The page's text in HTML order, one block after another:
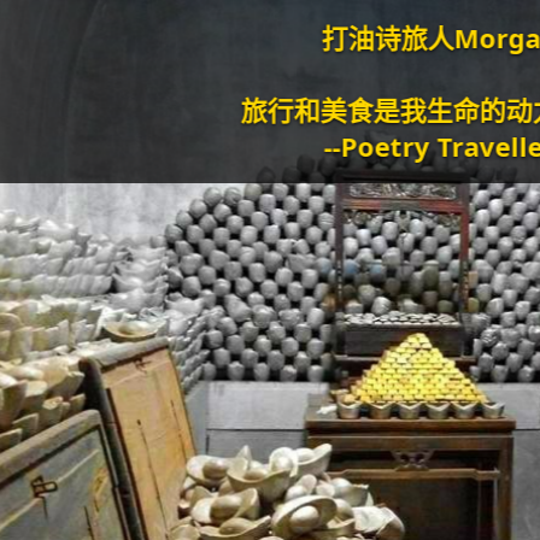
打油诗旅人Morgan
旅行和美食是我生命的动力泉源。
--Poetry Traveller